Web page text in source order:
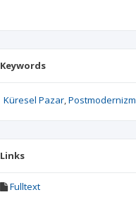
Keywords
Küresel Pazar Postmodernizm
Links
Fulltext